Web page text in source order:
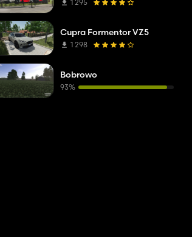
1 295
Cupra Formentor VZ5
1 298
Bobrowo
93%